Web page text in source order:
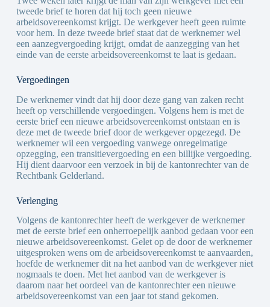
tweede brief te horen dat hij toch geen nieuwe
arbeidsovereenkomst krijgt. De werkgever heeft geen ruimte
voor hem. In deze tweede brief staat dat de werknemer wel
een aanzegvergoeding krijgt, omdat de aanzegging van het
einde van de eerste arbeidsovereenkomst te laat is gedaan.
Vergoedingen
De werknemer vindt dat hij door deze gang van zaken recht
heeft op verschillende vergoedingen. Volgens hem is met de
eerste brief een nieuwe arbeidsovereenkomst ontstaan en is
deze met de tweede brief door de werkgever opgezegd. De
werknemer wil een vergoeding vanwege onregelmatige
opzegging, een transitievergoeding en een billijke vergoeding.
Hij dient daarvoor een verzoek in bij de kantonrechter van de
Rechtbank Gelderland.
Verlenging
Volgens de kantonrechter heeft de werkgever de werknemer
met de eerste brief een onherroepelijk aanbod gedaan voor een
nieuwe arbeidsovereenkomst. Gelet op de door de werknemer
uitgesproken wens om de arbeidsovereenkomst te aanvaarden,
hoefde de werknemer dit na het aanbod van de werkgever niet
nogmaals te doen. Met het aanbod van de werkgever is
daarom naar het oordeel van de kantonrechter een nieuwe
arbeidsovereenkomst van een jaar tot stand gekomen.